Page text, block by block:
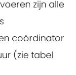
zijn alle
coördinator
(zie tabel